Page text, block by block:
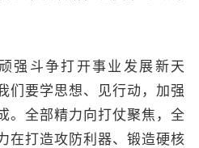
斗争打开事业发展新天
们要学思想、见行动，加强
。全部精力向打仗聚焦，全
在打造攻防利器、锻造硬核